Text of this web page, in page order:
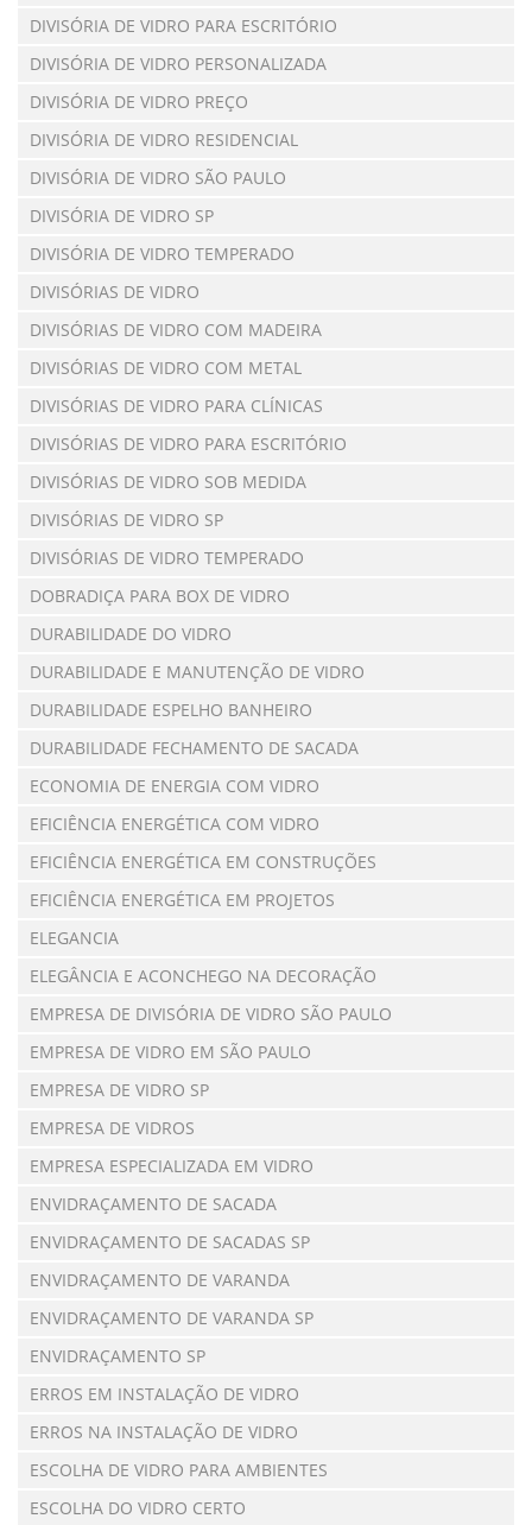
DIVISÓRIA DE VIDRO PARA ESCRITÓRIO
DIVISÓRIA DE VIDRO PERSONALIZADA
DIVISÓRIA DE VIDRO PREÇO
DIVISÓRIA DE VIDRO RESIDENCIAL
DIVISÓRIA DE VIDRO SÃO PAULO
DIVISÓRIA DE VIDRO SP
DIVISÓRIA DE VIDRO TEMPERADO
DIVISÓRIAS DE VIDRO
DIVISÓRIAS DE VIDRO COM MADEIRA
DIVISÓRIAS DE VIDRO COM METAL
DIVISÓRIAS DE VIDRO PARA CLÍNICAS
DIVISÓRIAS DE VIDRO PARA ESCRITÓRIO
DIVISÓRIAS DE VIDRO SOB MEDIDA
DIVISÓRIAS DE VIDRO SP
DIVISÓRIAS DE VIDRO TEMPERADO
DOBRADIÇA PARA BOX DE VIDRO
DURABILIDADE DO VIDRO
DURABILIDADE E MANUTENÇÃO DE VIDRO
DURABILIDADE ESPELHO BANHEIRO
DURABILIDADE FECHAMENTO DE SACADA
ECONOMIA DE ENERGIA COM VIDRO
EFICIÊNCIA ENERGÉTICA COM VIDRO
EFICIÊNCIA ENERGÉTICA EM CONSTRUÇÕES
EFICIÊNCIA ENERGÉTICA EM PROJETOS
ELEGANCIA
ELEGÂNCIA E ACONCHEGO NA DECORAÇÃO
EMPRESA DE DIVISÓRIA DE VIDRO SÃO PAULO
EMPRESA DE VIDRO EM SÃO PAULO
EMPRESA DE VIDRO SP
EMPRESA DE VIDROS
EMPRESA ESPECIALIZADA EM VIDRO
ENVIDRAÇAMENTO DE SACADA
ENVIDRAÇAMENTO DE SACADAS SP
ENVIDRAÇAMENTO DE VARANDA
ENVIDRAÇAMENTO DE VARANDA SP
ENVIDRAÇAMENTO SP
ERROS EM INSTALAÇÃO DE VIDRO
ERROS NA INSTALAÇÃO DE VIDRO
ESCOLHA DE VIDRO PARA AMBIENTES
ESCOLHA DO VIDRO CERTO